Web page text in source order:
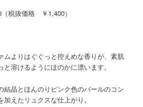
税抜価格 ￥1,400）
ムよりはぐぐっと控えめな香りが、素肌
溶けるようにほのかに漂います。
結晶とほんのりピンク色のパールのコン
えたリュクスな仕上がり。